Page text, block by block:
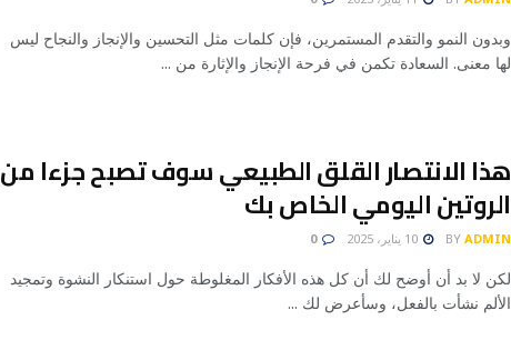
وبدون النمو والتقدم المستمرين، فإن كلمات مثل التحسين والإنجاز والنجاح ليس
لها معنى. السعادة تكمن في فرحة الإنجاز والإثارة من ...
هذا الانتصار القلق الطبيعي سوف تصبح جزءا من
الروتين اليومي الخاص بك
BY ADMIN
0
لكن لا بد أن أوضح لك أن كل هذه الأفكار المغلوطة حول استنكار النشوة وتمجيد
الألم نشأت بالفعل، وسأعرض لك ...